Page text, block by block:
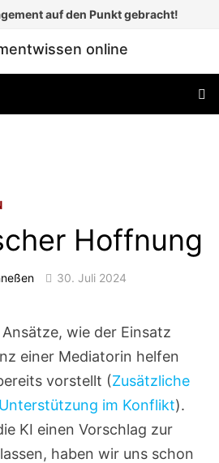
auf den Punkt gebracht!
online
Hoffnung
30. Juli 2024
wie der Einsatz
einer Mediatorin helfen
vorstellt (Zusätzliche
Unterstützung im Konflikt).
KI einen Vorschlag zur
haben wir uns schon